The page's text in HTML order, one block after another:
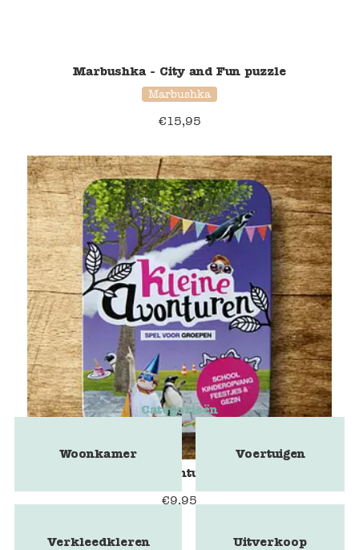
Marbushka - City and Fun puzzle
Marbushka
€15,95
Spel Het kleine avontuur voor groepen
€9,95
Categorieën
Woonkamer Voertuigen
Verkleedkleren Uitverkoop